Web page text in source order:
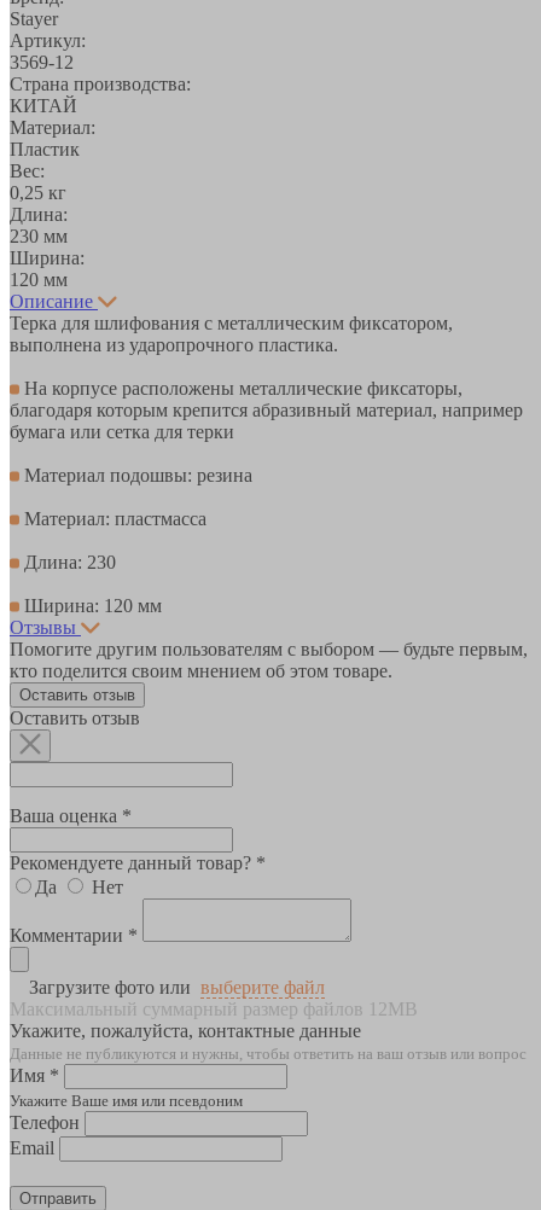
Stayer
Артикул:
3569-12
Страна производства:
КИТАЙ
Материал:
Пластик
Вес:
0,25 кг
Длина:
230 мм
Ширина:
120 мм
Описание
Терка для шлифования с металлическим фиксатором,
выполнена из ударопрочного пластика.
На корпусе расположены металлические фиксаторы,
благодаря которым крепится абразивный материал, например
бумага или сетка для терки
Материал подошвы: резина
Материал: пластмасса
Длина: 230
Ширина: 120 мм
Отзывы
Помогите другим пользователям с выбором — будьте первым,
кто поделится своим мнением об этом товаре.
Оставить отзыв
Оставить отзыв
Ваша оценка *
Рекомендуете данный товар? *
Да
Нет
Комментарии *
Загрузите фото или выберите файл
Максимальный суммарный размер файлов 12MB
Укажите, пожалуйста, контактные данные
Данные не публикуются и нужны, чтобы ответить на ваш отзыв или вопрос
Имя *
Укажите Ваше имя или псевдоним
Телефон
Email
Отправить